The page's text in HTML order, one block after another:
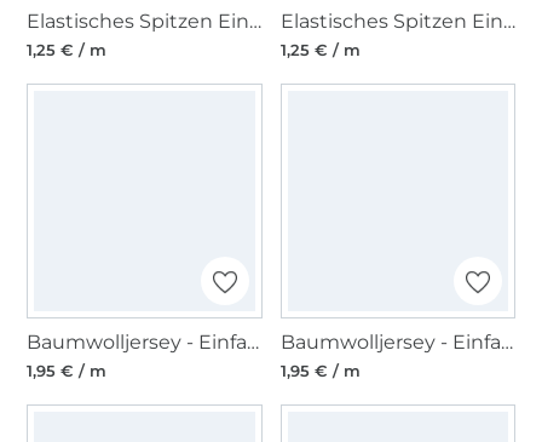
Elastisches Spitzen Einfassband mit Stickerei, rosé 12 mm
1,25 € / m
Elastisches Spitzen Einfassband mit Stickerei, apricot 12 mm
1,25 € / m
Baumwolljersey - Einfassband quer, braun
1,95 € / m
Baumwolljersey - Einfassband quer, hellgrau
1,95 € / m